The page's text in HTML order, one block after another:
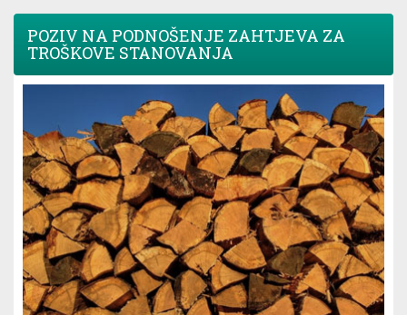
POZIV NA PODNOŠENJE ZAHTJEVA ZA
TROŠKOVE STANOVANJA